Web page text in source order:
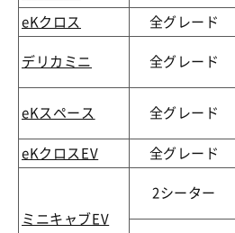
eKクロス 全グレード
デリカミニ 全グレード
eKスペース 全グレード
eKクロスEV 全グレード
ミニキャブEV
2シーター